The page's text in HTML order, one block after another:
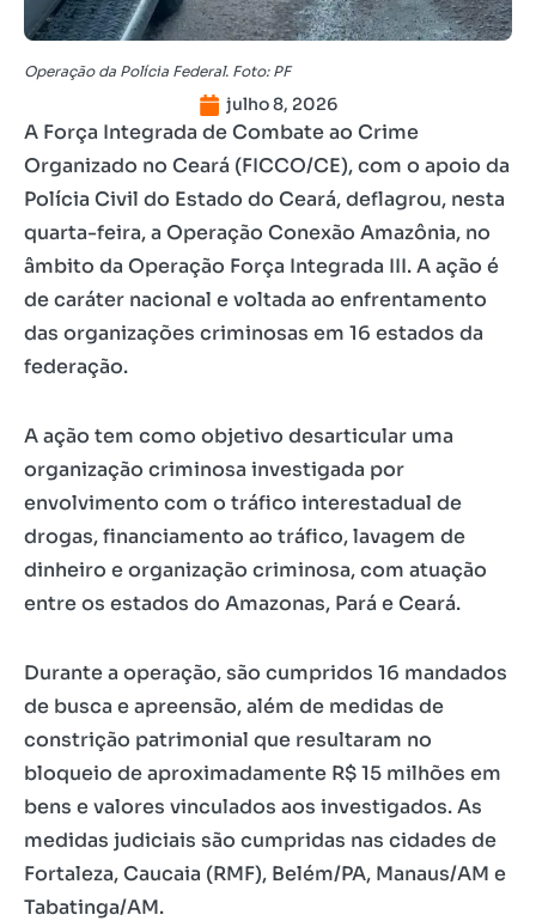
Operação da Polícia Federal. Foto: PF
julho 8, 2026
A Força Integrada de Combate ao Crime
Organizado no Ceará (FICCO/CE), com o apoio da
Polícia Civil do Estado do Ceará, deflagrou, nesta
quarta-feira, a Operação Conexão Amazônia, no
âmbito da Operação Força Integrada III. A ação é
de caráter nacional e voltada ao enfrentamento
das organizações criminosas em 16 estados da
federação.
A ação tem como objetivo desarticular uma
organização criminosa investigada por
envolvimento com o tráfico interestadual de
drogas, financiamento ao tráfico, lavagem de
dinheiro e organização criminosa, com atuação
entre os estados do Amazonas, Pará e Ceará.
Durante a operação, são cumpridos 16 mandados
de busca e apreensão, além de medidas de
constrição patrimonial que resultaram no
bloqueio de aproximadamente R$ 15 milhões em
bens e valores vinculados aos investigados. As
medidas judiciais são cumpridas nas cidades de
Fortaleza, Caucaia (RMF), Belém/PA, Manaus/AM e
Tabatinga/AM.